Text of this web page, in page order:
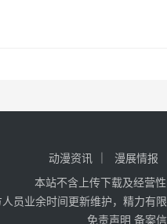
动漫资讯 漫展情报
本站不含上传下载及经营
员业余时间更新维护，精力有
免责声明 备案信